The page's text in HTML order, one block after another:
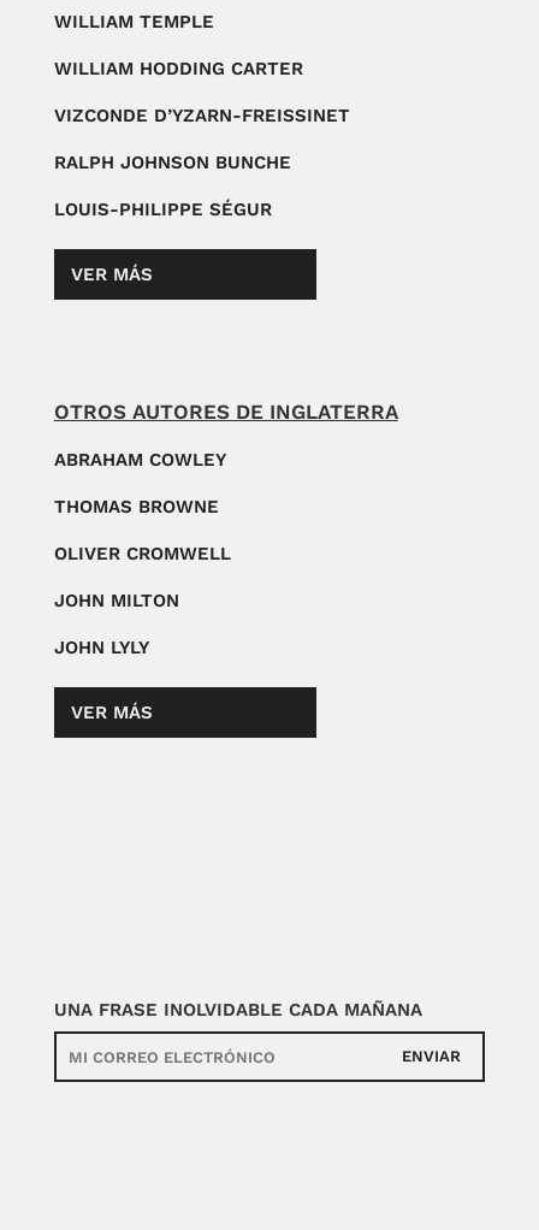
WILLIAM TEMPLE
WILLIAM HODDING CARTER
VIZCONDE D’YZARN-FREISSINET
RALPH JOHNSON BUNCHE
LOUIS-PHILIPPE SÉGUR
VER MÁS
OTROS AUTORES DE INGLATERRA
ABRAHAM COWLEY
THOMAS BROWNE
OLIVER CROMWELL
JOHN MILTON
JOHN LYLY
VER MÁS
UNA FRASE INOLVIDABLE CADA MAÑANA
ENVIAR